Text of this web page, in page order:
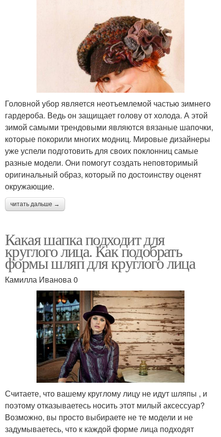
Головной убор является неотъемлемой частью зимнего
гардероба. Ведь он защищает голову от холода. А этой
зимой самыми трендовыми являются вязаные шапочки,
которые покорили многих модниц. Мировые дизайнеры
уже успели подготовить для своих поклонниц самые
разные модели. Они помогут создать неповторимый
оригинальный образ, который по достоинству оценят
окружающие.
читать дальше →
Какая шапка подходит для
круглого лица. Как подобрать
формы шляп для круглого лица
Камилла Иванова 0
Считаете, что вашему круглому лицу не идут шляпы , и
поэтому отказываетесь носить этот милый аксессуар?
Возможно, вы просто выбираете не те модели и не
задумываетесь, что к каждой форме лица подходят